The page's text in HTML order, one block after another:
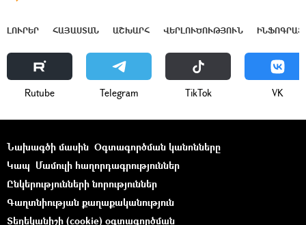
ԼՈՒՐԵՐ ՀԱՅԱՍՏԱՆ ԱՇԽԱՐՀ ՎԵՐԼՈՒԾՈՒԹՅՈՒՆ
Rutube Telegram ТikТоk VK
Նախագծի մասին Օգտագործման կանոնները
Կապ Մամուլի հաղորդագրություններ
Ընկերությունների նորություններ
Գաղտնիության քաղաքականություն
Տեղեկանիշի (cookie) օգտագործման